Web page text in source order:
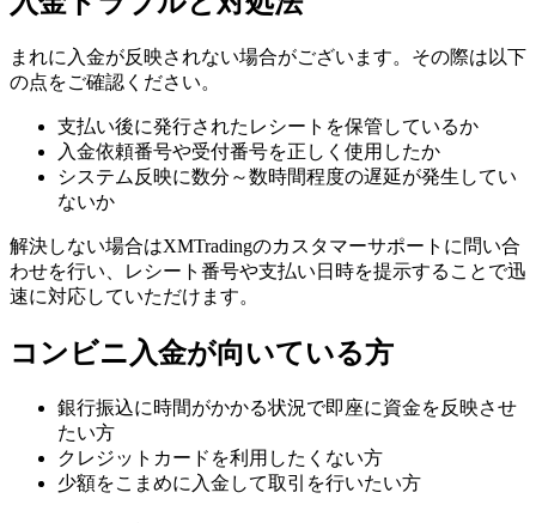
まれに入金が反映されない場合がございます。その際は以下
の点をご確認ください。
支払い後に発行されたレシートを保管しているか
入金依頼番号や受付番号を正しく使用したか
システム反映に数分～数時間程度の遅延が発生してい
ないか
解決しない場合はXMTradingのカスタマーサポートに問い合
わせを行い、レシート番号や支払い日時を提示することで迅
速に対応していただけます。
コンビニ入金が向いている方
銀行振込に時間がかかる状況で即座に資金を反映させ
たい方
クレジットカードを利用したくない方
少額をこまめに入金して取引を行いたい方